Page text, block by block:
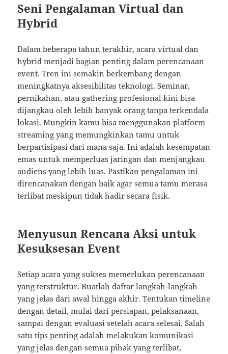
Seni Pengalaman Virtual dan
Hybrid
Dalam beberapa tahun terakhir, acara virtual dan
hybrid menjadi bagian penting dalam perencanaan
event. Tren ini semakin berkembang dengan
meningkatnya aksesibilitas teknologi. Seminar,
pernikahan, atau gathering profesional kini bisa
dijangkau oleh lebih banyak orang tanpa terkendala
lokasi. Mungkin kamu bisa menggunakan platform
streaming yang memungkinkan tamu untuk
berpartisipasi dari mana saja. Ini adalah kesempatan
emas untuk memperluas jaringan dan menjangkau
audiens yang lebih luas. Pastikan pengalaman ini
direncanakan dengan baik agar semua tamu merasa
terlibat meskipun tidak hadir secara fisik.
Menyusun Rencana Aksi untuk
Kesuksesan Event
Setiap acara yang sukses memerlukan perencanaan
yang terstruktur. Buatlah daftar langkah-langkah
yang jelas dari awal hingga akhir. Tentukan timeline
dengan detail, mulai dari persiapan, pelaksanaan,
sampai dengan evaluasi setelah acara selesai. Salah
satu tips penting adalah melakukan komunikasi
yang jelas dengan semua pihak yang terlibat,